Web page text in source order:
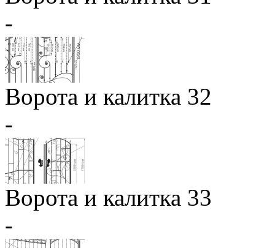
-
Ворота и калитка 32
-
Ворота и калитка 33
-